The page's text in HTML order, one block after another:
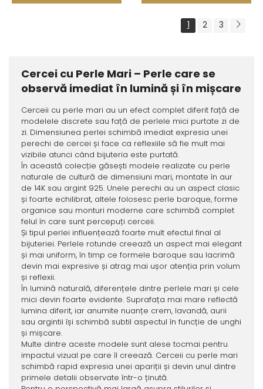
1 2 3
Cercei cu Perle Mari – Perle care se
observă imediat în lumină și în mișcare
Cerceii cu perle mari au un efect complet diferit față de
modelele discrete sau față de perlele mici purtate zi de
zi. Dimensiunea perlei schimbă imediat expresia unei
perechi de cercei și face ca reflexiile să fie mult mai
vizibile atunci când bijuteria este purtată.
În această colecție găsești modele realizate cu perle
naturale de cultură de dimensiuni mari, montate în aur
de 14K sau argint 925. Unele perechi au un aspect clasic
și foarte echilibrat, altele folosesc perle baroque, forme
organice sau monturi moderne care schimbă complet
felul în care sunt percepuți cerceii.
Și tipul perlei influențează foarte mult efectul final al
bijuteriei. Perlele rotunde creează un aspect mai elegant
și mai uniform, în timp ce formele baroque sau lacrimă
devin mai expresive și atrag mai ușor atenția prin volum
și reflexii.
În lumină naturală, diferențele dintre perlele mari și cele
mici devin foarte evidente. Suprafața mai mare reflectă
lumina diferit, iar anumite nuanțe crem, lavandă, aurii
sau argintii își schimbă subtil aspectul în funcție de unghi
și mișcare.
Multe dintre aceste modele sunt alese tocmai pentru
impactul vizual pe care îl creează. Cerceii cu perle mari
schimbă rapid expresia unei apariții și devin unul dintre
primele detalii observate într-o ținută.